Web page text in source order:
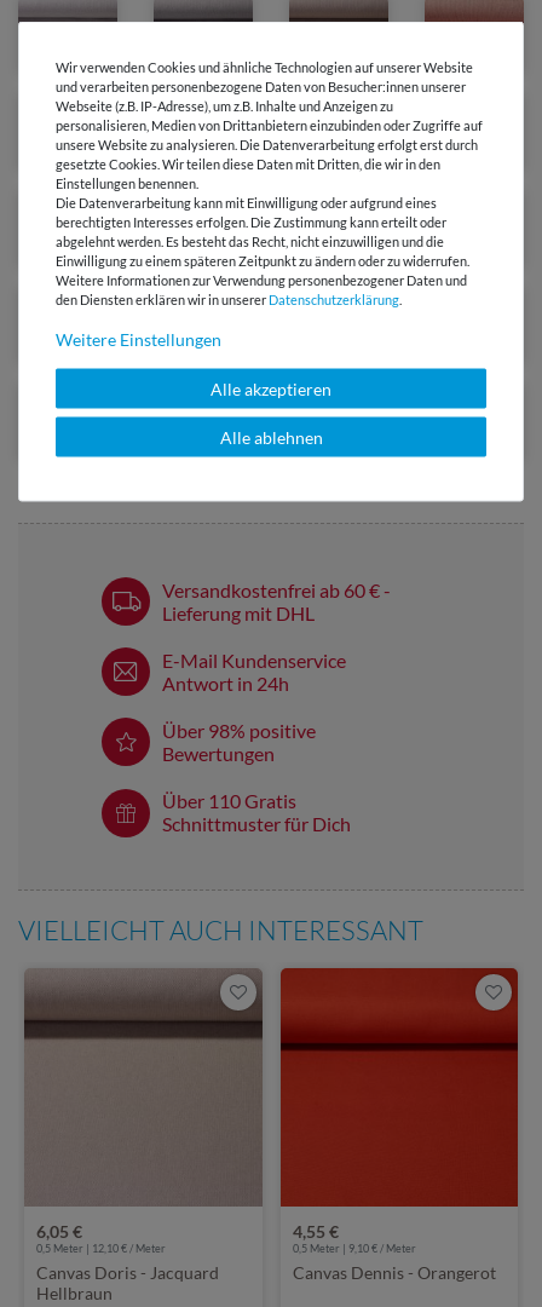
Versandkostenfrei ab 60 € -
Lieferung mit DHL
E-Mail Kundenservice
Antwort in 24h
Über 98% positive
Bewertungen
Über 110 Gratis
Schnittmuster für Dich
VIELLEICHT AUCH INTERESSANT
6,05 €
0,5 Meter | 12,10 € / Meter
Canvas Doris - Jacquard
Hellbraun
4,55 €
0,5 Meter | 9,10 € / Meter
Canvas Dennis - Orangerot
Wir verwenden Cookies und ähnliche Technologien auf unserer Website
und verarbeiten personenbezogene Daten von Besucher:innen unserer
Webseite (z.B. IP-Adresse), um z.B. Inhalte und Anzeigen zu
personalisieren, Medien von Drittanbietern einzubinden oder Zugriffe auf
unsere Website zu analysieren. Die Datenverarbeitung erfolgt erst durch
gesetzte Cookies. Wir teilen diese Daten mit Dritten, die wir in den
Einstellungen benennen.
Die Datenverarbeitung kann mit Einwilligung oder aufgrund eines
berechtigten Interesses erfolgen. Die Zustimmung kann erteilt oder
abgelehnt werden. Es besteht das Recht, nicht einzuwilligen und die
Einwilligung zu einem späteren Zeitpunkt zu ändern oder zu widerrufen.
Weitere Informationen zur Verwendung personenbezogener Daten und
den Diensten erklären wir in unserer Daten­schutz­erklärung
Weitere Einstellungen
Alle akzeptieren
Alle ablehnen